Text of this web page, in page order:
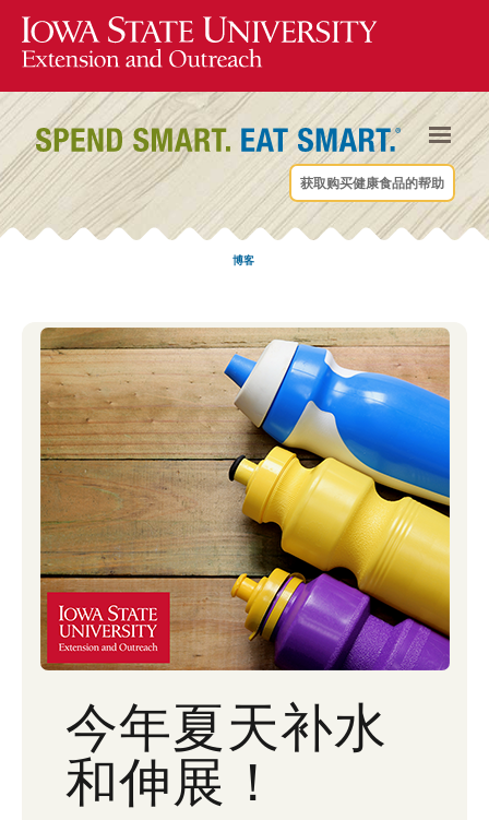
获取购买健康食品的帮助
博客
今年夏天补水
和伸展！